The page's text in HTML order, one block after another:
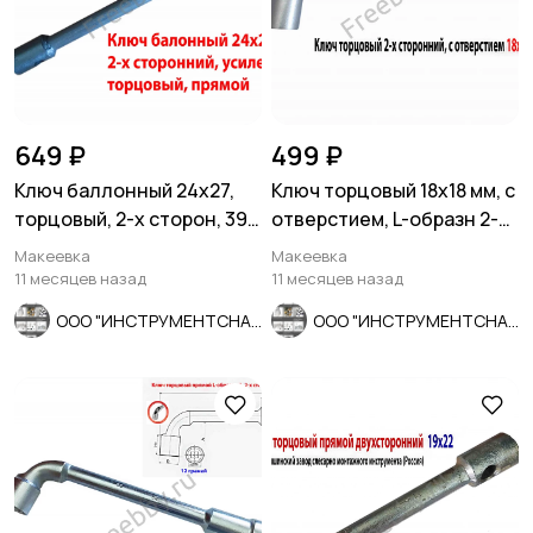
649 ₽
Ключ баллонный 24х27,
торцовый, 2-х сторон, 390
мм, для ГАЗ, КамАЗ.
Макеевка
11 месяцев назад
499 ₽
Ключ торцовый 18х18 мм, с
отверстием, L-образн 2-х
сторонний, Cr-V.
Макеевка
11 месяцев назад